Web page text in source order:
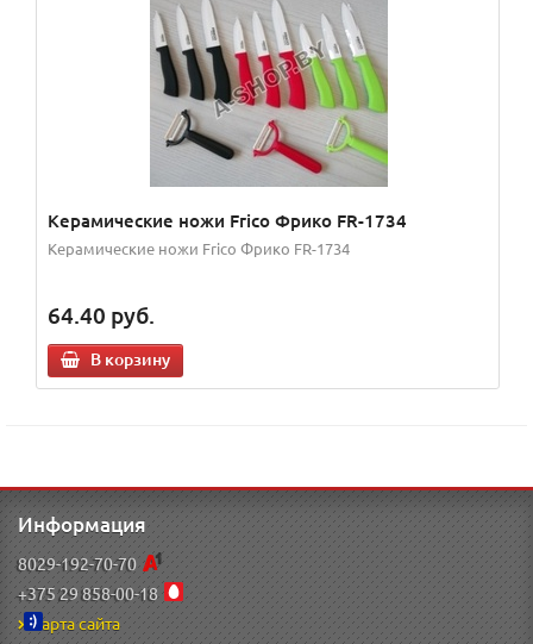
Керамические ножи Frico Фрико FR-1734
Керамические ножи Frico Фрико FR-1734
64.40 руб.
В корзину
Информация
8029-192-70-70
+375 29 858-00-18
Карта сайта